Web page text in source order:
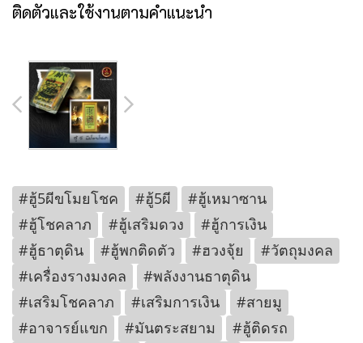
ติดตัวและใช้งานตามคำแนะนำ
#ฮู้5ผีขโมยโชค #ฮู้5ผี
#ฮู้เหมาซาน
#ฮู้โชคลาภ
#ฮู้เสริมดวง
#ฮู้การเงิน
#ฮู้ธาตุดิน
#ฮู้พกติดตัว #ฮวงจุ้ย
#วัตถุมงคล
#เครื่องรางมงคล
#พลังงานธาตุดิน
#เสริมโชคลาภ
#เสริมการเงิน
#สายมู
#อาจารย์แขก
#มันตระสยาม
#ฮู้ติดรถ